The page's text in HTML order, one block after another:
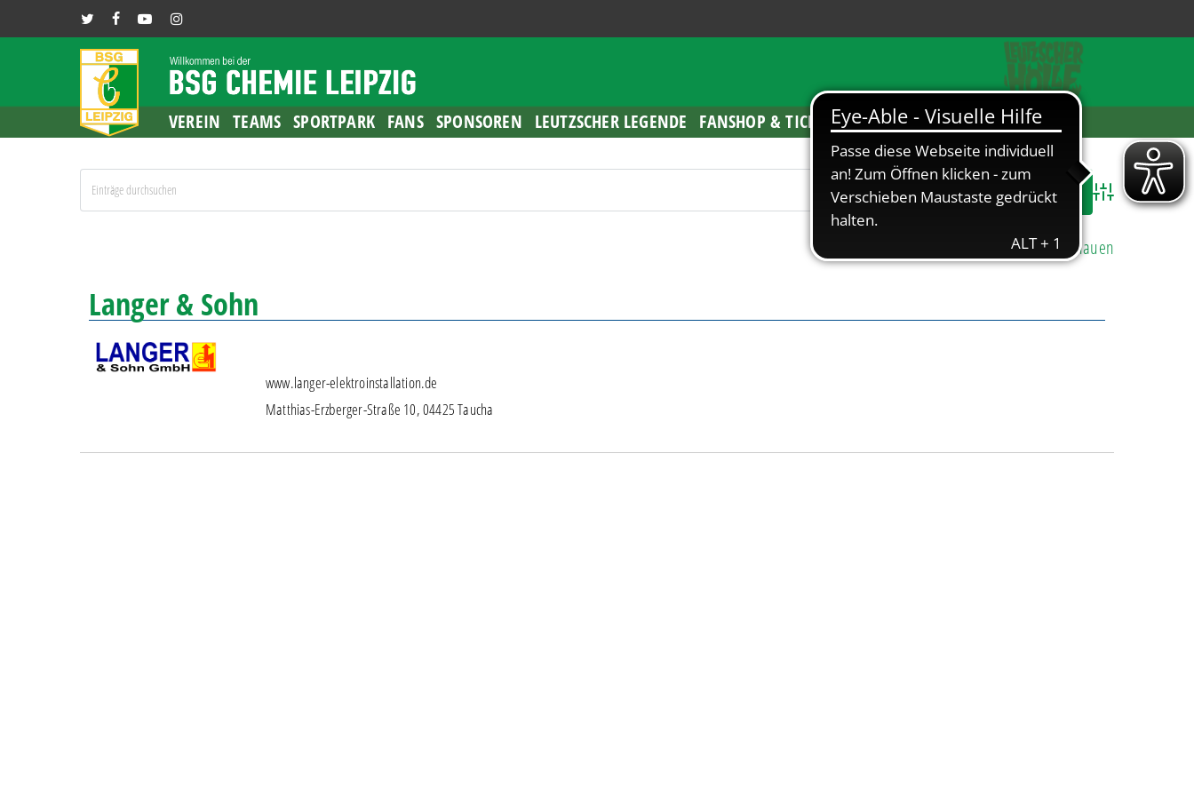
to
TWITTERFACEBOOKYOUTUBEINSTAGRAM
VEREIN TEAMS SPORTPARK FANS SPONSOREN LEUTZSCHER LEGENDE FANSHOP & TICKETS
Advanced Search
Alle Einträge anschauen
Langer & Sohn
www.langer-elektroinstallation.de
Matthias-Erzberger-Straße 10, 04425 Taucha